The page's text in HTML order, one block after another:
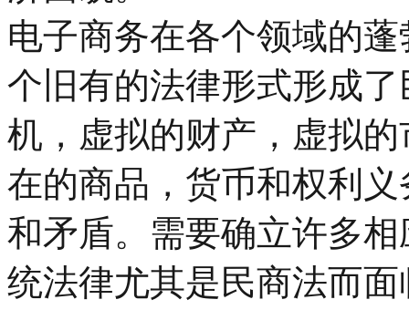
电子商务在各个领域的
个旧有的法律形式形成
机，虚拟的财产，虚拟
在的商品，货币和权利
和矛盾。需要确立许多
统法律尤其是民商法而